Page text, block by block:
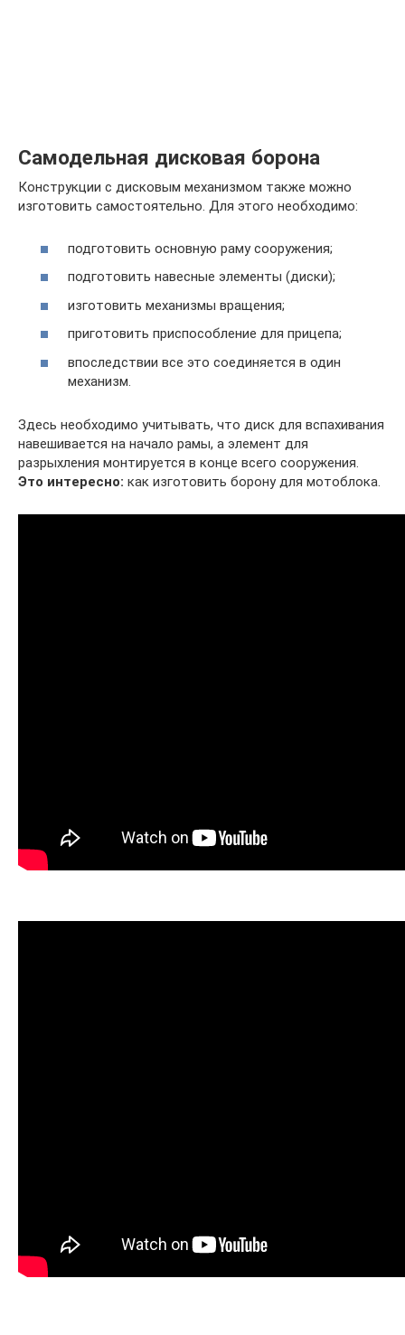
Самодельная дисковая борона
Конструкции с дисковым механизмом также можно
изготовить самостоятельно. Для этого необходимо:
подготовить основную раму сооружения;
подготовить навесные элементы (диски);
изготовить механизмы вращения;
приготовить приспособление для прицепа;
впоследствии все это соединяется в один
механизм.
Здесь необходимо учитывать, что диск для вспахивания
навешивается на начало рамы, а элемент для
разрыхления монтируется в конце всего сооружения.
Это интересно: как изготовить борону для мотоблока.